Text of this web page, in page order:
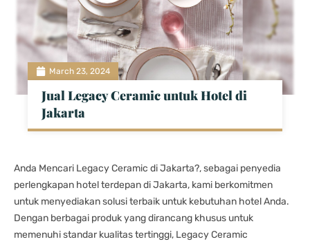
March 23, 2024
Jual Legacy Ceramic untuk Hotel di
Jakarta
Anda Mencari Legacy Ceramic di Jakarta?, sebagai penyedia
perlengkapan hotel terdepan di Jakarta, kami berkomitmen
untuk menyediakan solusi terbaik untuk kebutuhan hotel Anda.
Dengan berbagai produk yang dirancang khusus untuk
memenuhi standar kualitas tertinggi, Legacy Ceramic